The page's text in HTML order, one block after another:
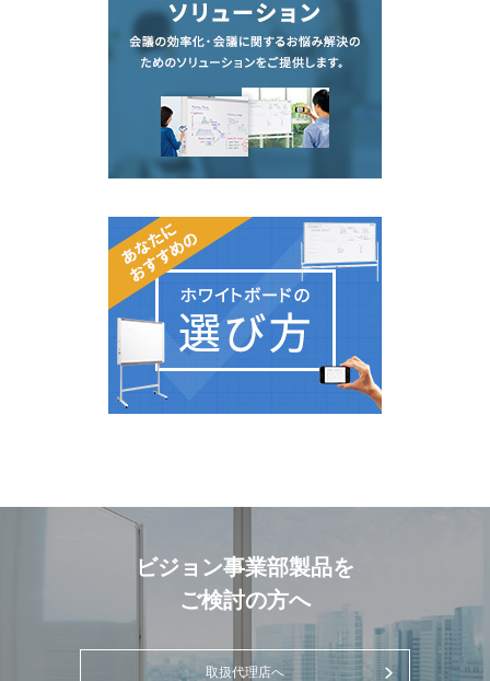
ビジョン事業部製品を
ご検討の方へ
取扱代理店へ